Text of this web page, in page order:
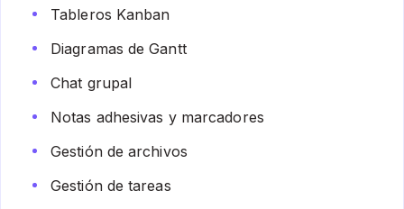
Tableros Kanban
Diagramas de Gantt
Chat grupal
Notas adhesivas y marcadores
Gestión de archivos
Gestión de tareas